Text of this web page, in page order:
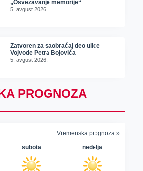
„Osvežavanje memorije“
5. avgust 2026.
Zatvoren za saobraćaj deo ulice
Vojvode Petra Bojovića
5. avgust 2026.
PROGNOZA